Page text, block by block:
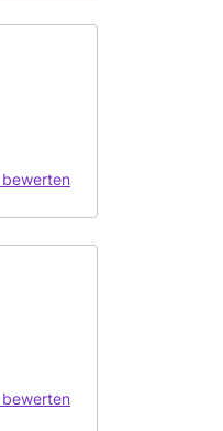
bewerten
bewerten